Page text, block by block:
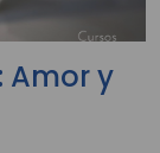
Amor y